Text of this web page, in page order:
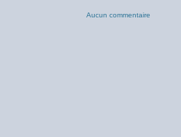
Aucun commentaire